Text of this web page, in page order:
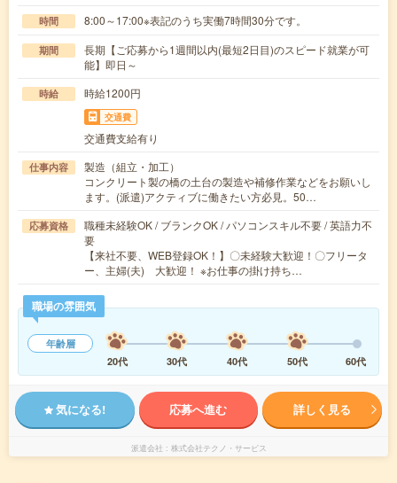
時間 8:00～17:00※表記のうち実働7時間30分です。
期間
長期【ご応募から1週間以内(最短2日目)のスピード就業が可
能】即日～
時給 時給1200円
交通費
交通費支給有り
仕事内容
製造（組立・加工）
コンクリート製の橋の土台の製造や補修作業などをお願いし
ます。(派遣)アクティブに働きたい方必見。50…
応募資格
職種未経験OK / ブランクOK / パソコンスキル不要 / 英語力不
要
【来社不要、WEB登録OK！】〇未経験大歓迎！〇フリータ
ー、主婦(夫) 大歓迎！ ※お仕事の掛け持ち…
職場の雰囲気
年齢層
20代
30代 40代 50代 60代
気になる! 応募へ進む 詳しく見る
派遣会社 株式会社テクノ・サービス